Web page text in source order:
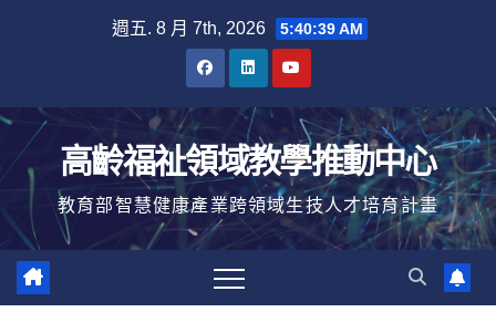
週五. 8 月 7th, 2026 5:40:40 AM
高齡福祉領域教學推動中心
教育部智慧健康產業跨領域生技人才培育計畫